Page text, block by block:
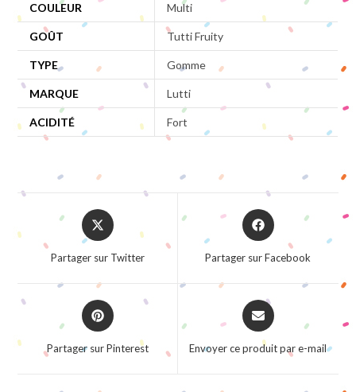
COULEUR Multi
GOÛT Tutti Fruity
TYPE Gomme
MARQUE Lutti
ACIDITÉ Fort
Opens
in
new
window
Partager sur Twitter
Opens
in
Partager sur Facebook
Opens
in
Partager sur Pinterest
Opens
in
new
Envoyer ce produit par e-mail